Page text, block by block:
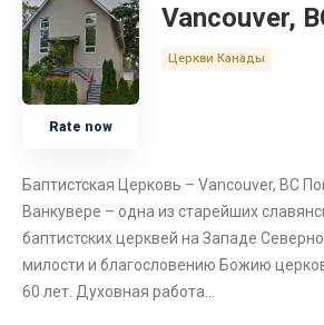
Объединение церквей Канады
Церковь
Rate now
Vancouver,
Церкви Канады
Баптистская Церковь – Vancouver, BC
Ванкувере – одна из старейших
баптистских церквей на Западе
милости и благословению Божию
60 лет. Духовная работа…